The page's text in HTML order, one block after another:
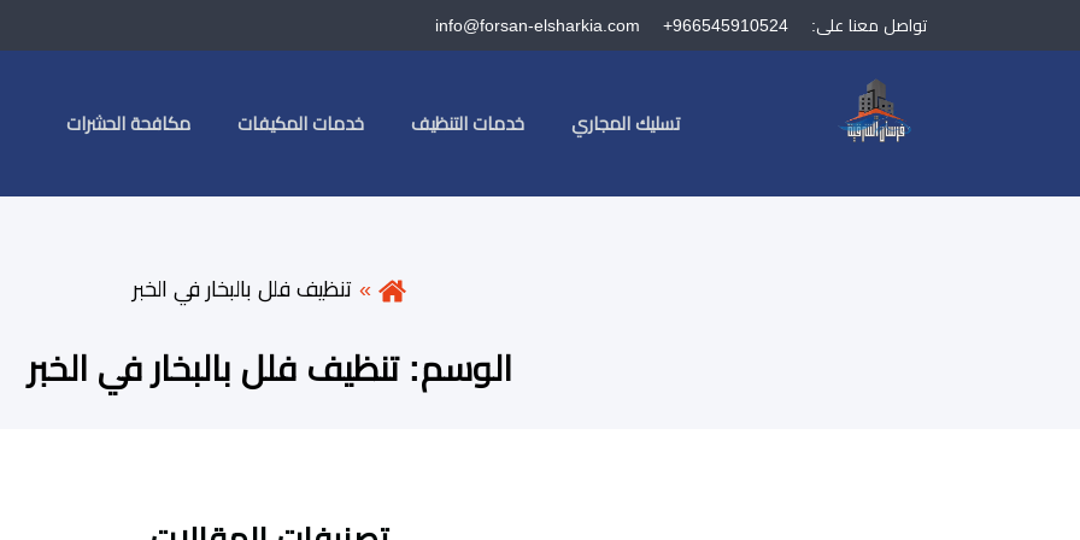
تواصل معنا على: +966545910524
info@forsan-elsharkia.com
تسليك المجاري خدمات التنظيف خدمات المكيفات مكافحة الحشرات
تنظيف فلل بالبخار في الخبر
الوسم:تنظيف فلل بالبخار في الخبر